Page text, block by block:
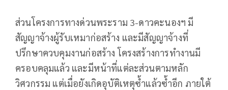
ส่วนโครงการทางด่วนพระราม 3-ดาวคะนองฯ มี
สัญญาจ้างผู้รับเหมาก่อสร้าง และมีสัญญาจ้างที่
ปรึกษาควบคุมงานก่อสร้าง โครงสร้างการทำงานมี
ครอบคลุมแล้ว และมีหน้าที่แต่ละส่วนตามหลัก
วิศวกรรม แต่เมื่อยังเกิดอุบัติเหตุซ้ำแล้วซ้ำอีก ภายใต้